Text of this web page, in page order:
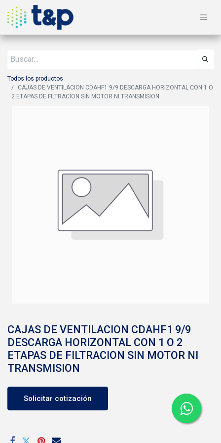
Todos los productos
CAJAS DE VENTILACION CDAHF1 9/9 DESCARGA HORIZONTAL CON 1 O
2 ETAPAS DE FILTRACION SIN MOTOR NI TRANSMISION
CAJAS DE VENTILACION CDAHF1 9/9
DESCARGA HORIZONTAL CON 1 O 2
ETAPAS DE FILTRACION SIN MOTOR NI
TRANSMISION
Solicitar cotización